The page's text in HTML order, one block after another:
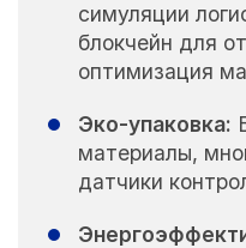
симуляции
блокчейн для
оптимизация
Эко-упаковка:
материалы,
датчики